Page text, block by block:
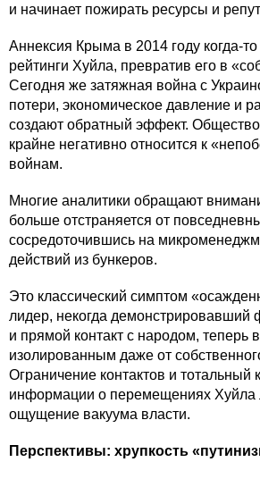
и начинает пожирать ресурсы и
Аннексия Крыма в 2014 году когда-
рейтинги Хуйла, превратив его в
Сегодня же затяжная война с
потери, экономическое давление и
создают обратный эффект.
крайне негативно относится к
войнам.
Многие аналитики обращают
больше отстраняется от
сосредоточившись на
действий из бункеров.
Это классический симптом
лидер, некогда демонстрировавший
и прямой контакт с народом, теперь
изолированным даже от
Ограничение контактов и тотальный
информации о перемещениях Хуйла
ощущение вакуума власти.
Перспективы: хрупкость